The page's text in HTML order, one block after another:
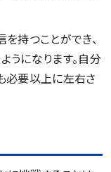
持つことができ、
うになります。自分
必要以上に左右さ